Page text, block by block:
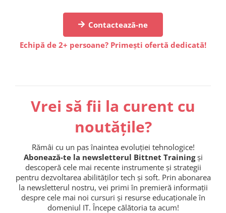
Contactează-ne
Echipă de 2+ persoane? Primești ofertă dedicată!
Vrei să fii la curent cu
noutățile?
Rămâi cu un pas înaintea evoluției tehnologice!
Abonează-te la newsletterul Bittnet Trainingși
descoperă cele mai recente instrumente și strategii
pentru dezvoltarea abilităților tech și soft. Prin abonarea
la newsletterul nostru, vei primi în premieră informații
despre cele mai noi cursuri și resurse educaționale în
domeniul IT. Începe călătoria ta acum!